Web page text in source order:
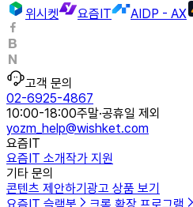
위시켓
요즘IT AIDP - AX
고객 문의
02-6925-4867
10:00-18:00주말·공휴일 제외
yozm_help@wishket.com
요즘IT
요즘IT 소개작가 지원
기타 문의
콘텐츠 제안하기광고 상품 보기